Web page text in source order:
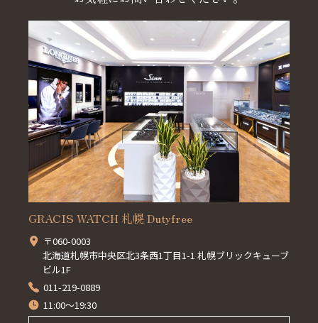
GRACIS WATCH 札幌 Dutyfree
〒060-0003
北海道札幌市中央区北3条西1丁目1-1 札幌ブリックキューブ
ビル1F
011-219-0889
11:00～19:30